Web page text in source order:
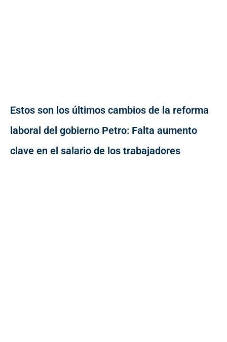
Estos son los últimos cambios de la reforma
laboral del gobierno Petro: Falta aumento
clave en el salario de los trabajadores